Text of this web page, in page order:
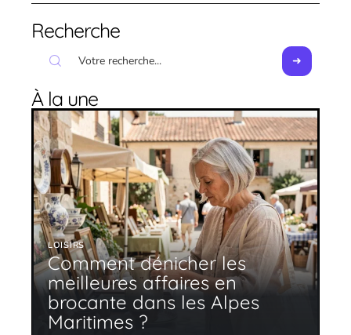
Recherche
À la une
LOISIRS
Comment dénicher les
meilleures affaires en
brocante dans les Alpes
Maritimes ?